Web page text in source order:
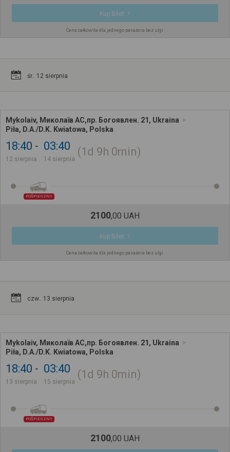
Kup Bilet
Cena całkowita dla jednego pasażera bez ulgi
śr.. 12 sierpnia
Mykolaiv, Миколаїв АС,пр. Богоявлен. 21, Ukraina
Piła, D.A./D.K. Kwiatowa, Polska
18:40
12 sierpnia
03:40
14 sierpnia
1d 9h 0min
POŚPIESZNY
2100,00 UAH
Kup Bilet
Cena całkowita dla jednego pasażera bez ulgi
czw.. 13 sierpnia
Mykolaiv, Миколаїв АС,пр. Богоявлен. 21, Ukraina
Piła, D.A./D.K. Kwiatowa, Polska
18:40
13 sierpnia
03:40
15 sierpnia
1d 9h 0min
POŚPIESZNY
2100,00 UAH